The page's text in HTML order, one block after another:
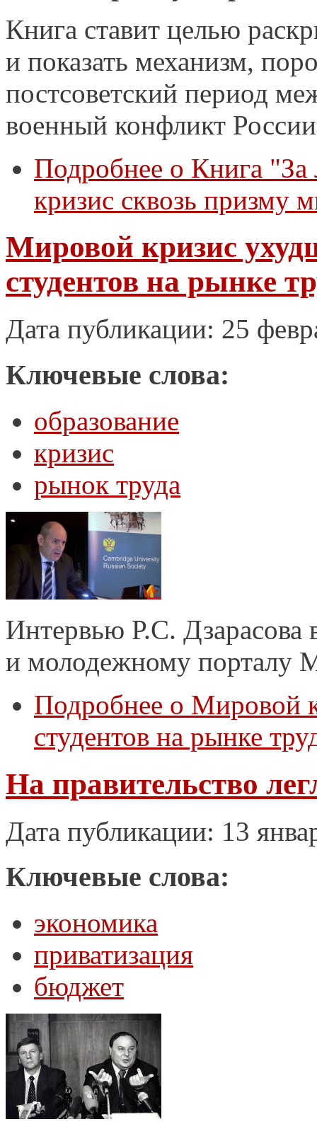
Книга ставит целью
и показать механизм,
постсоветский период
военный конфликт
Подробнее о Книга
кризис сквозь призму
Мировой кризис
студентов на рынке
Дата публикации: 25
Ключевые слова:
образование
кризис
рынок труда
Интервью Р.С. Дзарасова
и молодежному порталу
Подробнее о Мировой
студентов на рынке
На правительство
Дата публикации: 13
Ключевые слова:
экономика
приватизация
бюджет